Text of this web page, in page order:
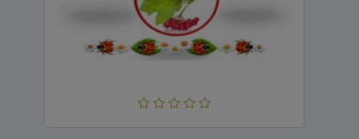
ДИТЯЧИЙ САДОК №187 "ЧЕРВОНА
КВІТОЧКА"